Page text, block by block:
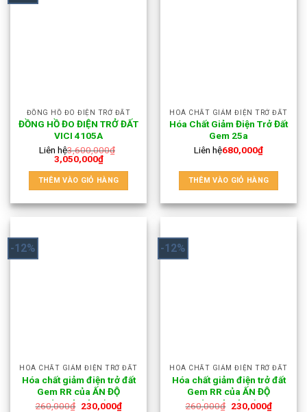
ĐỒNG HỒ ĐO ĐIỆN TRỞ ĐẤT
ĐỒNG HỒ ĐO ĐIỆN TRỞ ĐẤT
VICI 4105A
Liên hệ3,600,000₫
3,050,000₫
THÊM VÀO GIỎ HÀNG
HOÁ CHẤT GIẢM ĐIỆN TRỞ ĐẤT
Hóa Chất Giảm Điện Trở Đất
Gem 25a
Liên hệ680,000₫
THÊM VÀO GIỎ HÀNG
-12%
HOÁ CHẤT GIẢM ĐIỆN TRỞ ĐẤT
Hóa chất giảm điện trở đất
Gem RR của ẤN ĐỘ
(11.5kg/bao)
260,000₫ 230,000₫
-12%
HOÁ CHẤT GIẢM ĐIỆN TRỞ ĐẤT
Hóa chất giảm điện trở đất
Gem RR của ẤN ĐỘ
(11.5kg/bao)
260,000₫ 230,000₫